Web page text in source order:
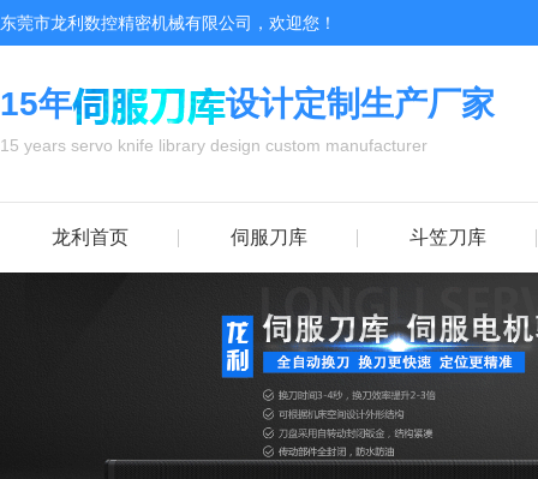
东莞市龙利数控精密机械有限公司，欢迎您！
15年 设计定制生产厂家
15 years servo knife library design custom manufacturer
龙利首页 伺服刀库 斗笠刀库